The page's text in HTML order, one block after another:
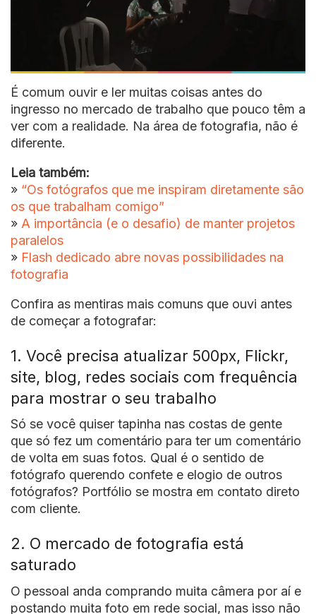
É comum ouvir e ler muitas coisas antes do
ingresso no mercado de trabalho que pouco têm a
ver com a realidade. Na área de fotografia, não é
diferente.
Leia também:
» “Os fotógrafos que me inspiram diretamente são
os que trabalham comigo”
» A importância (e o desafio) de manter projetos
paralelos
» Flash dedicado abre novas possibilidades na
fotografia
Confira as mentiras mais comuns que ouvi antes
de começar a fotografar:
1. Você precisa atualizar 500px, Flickr,
site, blog, redes sociais com frequência
para mostrar o seu trabalho
Só se você quiser tapinha nas costas de gente
que só fez um comentário para ter um comentário
de volta em suas fotos. Qual é o sentido de
fotógrafo querendo confete e elogio de outros
fotógrafos? Portfólio se mostra em contato direto
com cliente.
2. O mercado de fotografia está
saturado
O pessoal anda comprando muita câmera por aí e
postando muita foto em rede social, mas isso não